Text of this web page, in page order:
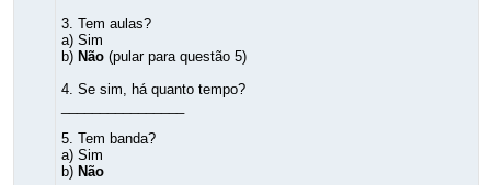
3. Tem aulas?
a) Sim
b) Não(pular para questão 5)
4. Se sim, há quanto tempo?
5. Tem banda?
a) Sim
b) Não